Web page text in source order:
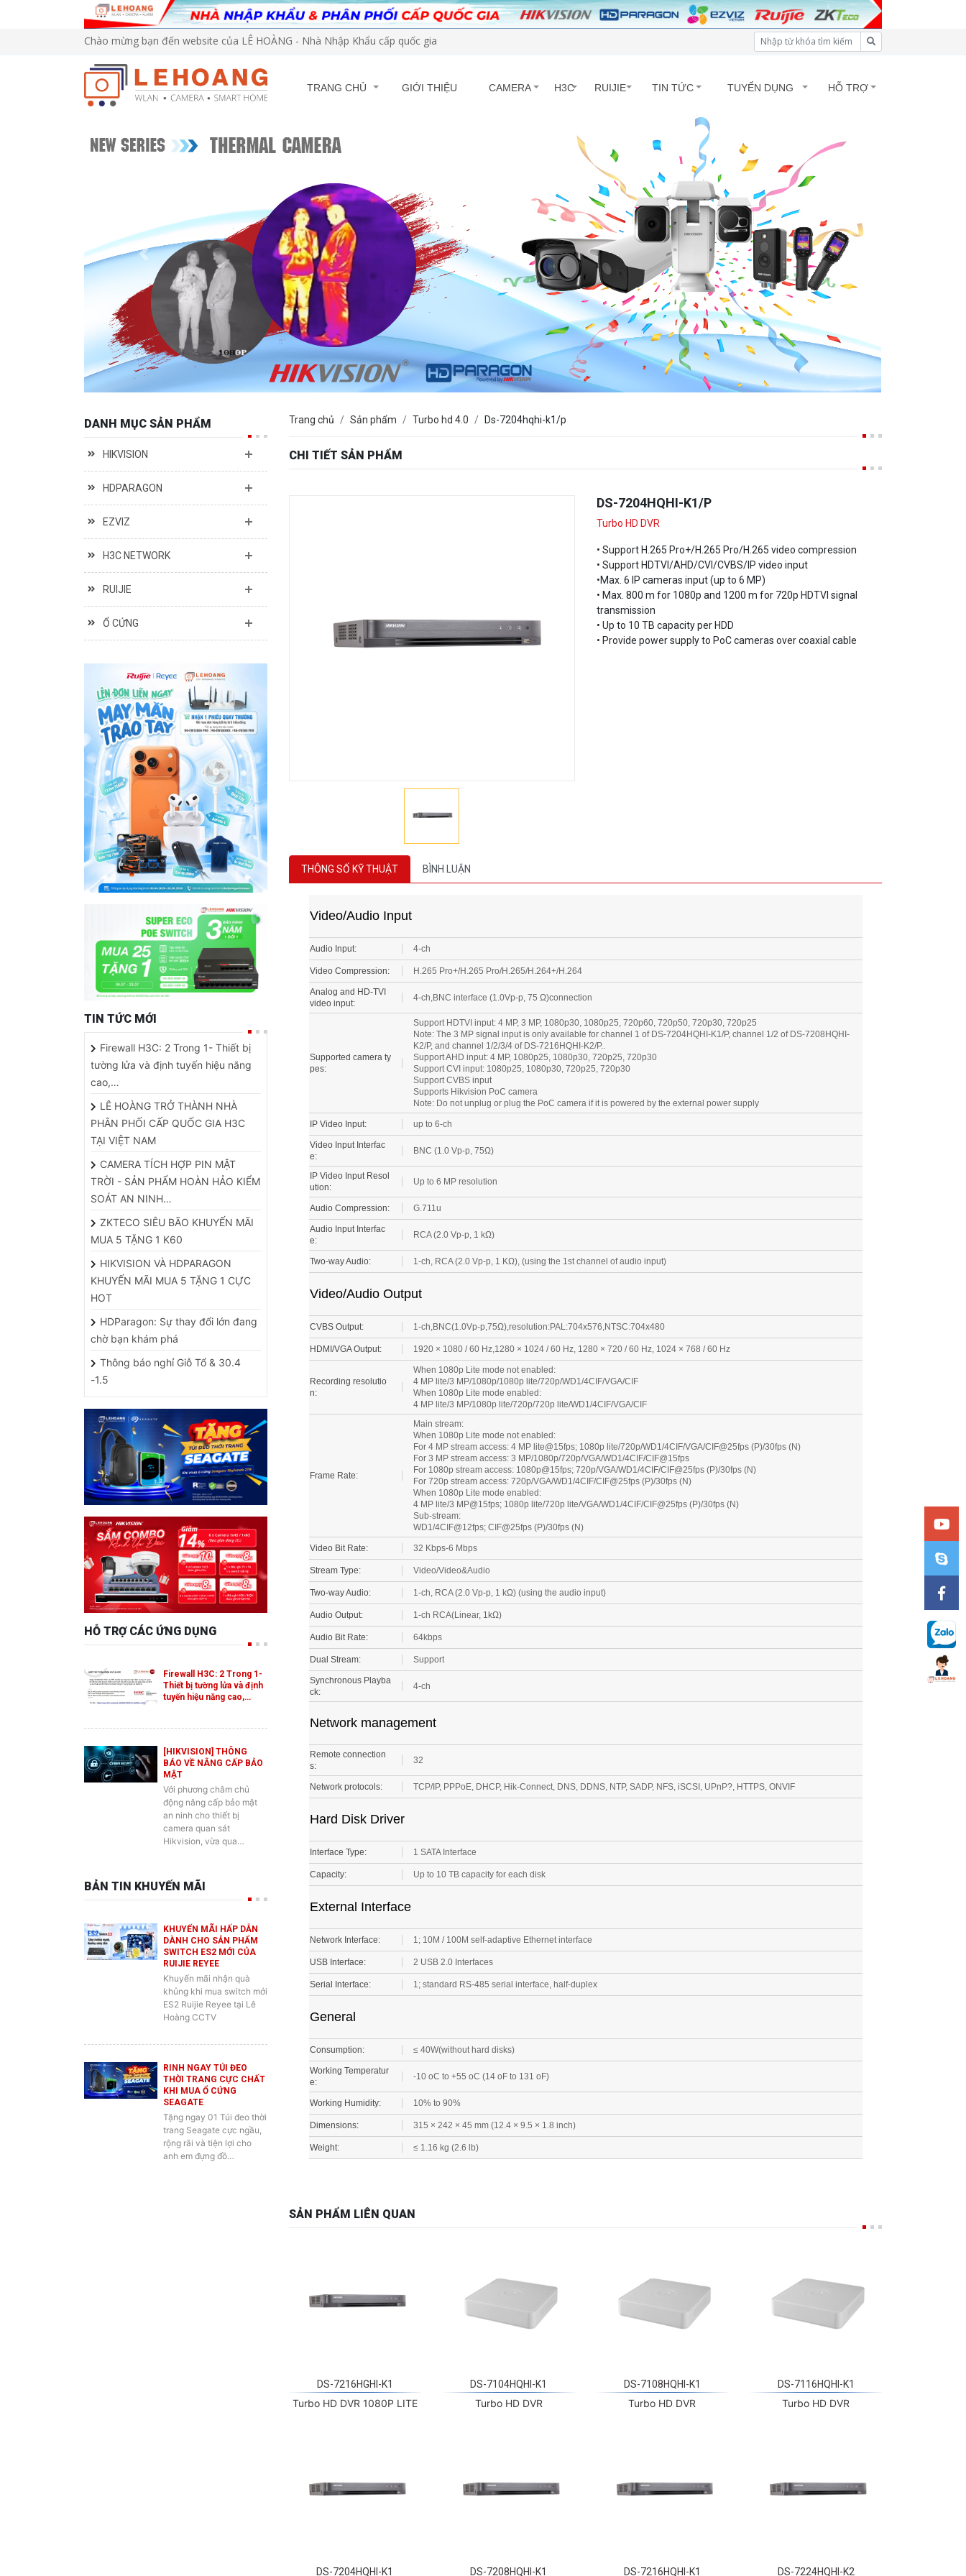
Chào mừng bạn đến website của LÊ HOÀNG - Nhà Nhập Khẩu cấp quốc gia
TRANG CHỦ GIỚI THIỆU CAMERA H3C RUIJIE TIN TỨC TUYỂN DỤNG HỖ TRỢ
Trang chủ Sản phẩm Turbo hd 4.0 Ds-7204hqhi-k1/p
Turbo HD DVR
• Support H.265 Pro+/H.265 Pro/H.265 video compression
•Max. 6 IP cameras input (up to 6 MP)
• Max. 800 m for 1080p and 1200 m for 720p HDTVI signal
transmission
• Up to 10 TB capacity per HDD
• Provide power supply to PoC cameras over coaxial cable
BÌNH LUẬN
Video Compression: H.265 Pro+/H.265 Pro/H.265/H.264+/H.264
Analog and HD-TVI
4-ch,BNC interface (1.0Vp-p, 75 Ω)connection
Support HDTVI input: 4 MP, 3 MP, 1080p30, 1080p25, 720p60, 720p50, 720p30, 720p25
K2/P, and channel 1/2/3/4 of DS-7216HQHI-K2/P..
Support AHD input: 4 MP, 1080p25, 1080p30, 720p25, 720p30
Support CVI input: 1080p25, 1080p30, 720p25, 720p30
Support CVBS input
Supports Hikvision PoC camera
Note: Do not unplug or plug the PoC camera if it is powered by the external power supply
up to 6-ch
Video Input Interfac
BNC (1.0 Vp-p, 75Ω)
IP Video Input Resol
Up to 6 MP resolution
Audio Compression: G.711u
Audio Input Interfac
RCA (2.0 Vp-p, 1 kΩ)
Two-way Audio: 1-ch, RCA (2.0 Vp-p, 1 KΩ), (using the 1st channel of audio input)
Video/Audio Output
HDMI/VGA Output: 1920 × 1080 / 60 Hz,1280 × 1024 / 60 Hz, 1280 × 720 / 60 Hz, 1024 × 768 / 60 Hz
When 1080p Lite mode not enabled:
When 1080p Lite mode enabled:
4 MP lite/3 MP/1080p lite/720p/720p lite/WD1/4CIF/VGA/CIF
Main stream:
When 1080p Lite mode not enabled:
For 4 MP stream access: 4 MP lite@15fps; 1080p lite/720p/WD1/4CIF/VGA/CIF@25fps (P)/30fps (N)
For 3 MP stream access: 3 MP/1080p/720p/VGA/WD1/4CIF/CIF@15fps
For 1080p stream access: 1080p@15fps; 720p/VGA/WD1/4CIF/CIF@25fps (P)/30fps (N)
For 720p stream access: 720p/VGA/WD1/4CIF/CIF@25fps (P)/30fps (N)
When 1080p Lite mode enabled:
4 MP lite/3 MP@15fps; 1080p lite/720p lite/VGA/WD1/4CIF/CIF@25fps (P)/30fps (N)
Sub-stream:
WD1/4CIF@12fps; CIF@25fps (P)/30fps (N)
32 Kbps-6 Mbps
Stream Type: Video/Video&Audio
Two-way Audio: 1-ch, RCA (2.0 Vp-p, 1 kΩ) (using the audio input)
Audio Output: 1-ch RCA(Linear, 1kΩ)
Audio Bit Rate: 64kbps
Dual Stream: Support
Synchronous Playba
4-ch
Network management
Remote connection
Network protocols: TCP/IP, PPPoE, DHCP, Hik-Connect, DNS, DDNS, NTP, SADP, NFS, iSCSI, UPnP?, HTTPS, ONVIF
Hard Disk Driver
Capacity: Up to 10 TB capacity for each disk
External Interface
USB Interface: 2 USB 2.0 Interfaces
Serial Interface: 1; standard RS-485 serial interface, half-duplex
General
Working Temperatur
-10 oC to +55 oC (14 oF to 131 oF)
Working Humidity: 10% to 90%
Dimensions: 315 × 242 × 45 mm (12.4 × 9.5 × 1.8 inch)
Weight: ≤ 1.16 kg (2.6 lb)
Turbo HD DVR 1080P LITE Turbo HD DVR Turbo HD DVR Turbo HD DVR
Turbo HD DVR Turbo HD DVR Turbo HD DVR Turbo HD DVR
HIKVISION
TIN TỨC MỚI
Firewall H3C: 2 Trong 1- Thiết bị
tường lửa và định tuyến hiệu năng
LÊ HOÀNG TRỞ THÀNH NHÀ
PHÂN PHỐI CẤP QUỐC GIA H3C
TẠI VIỆT NAM
CAMERA TÍCH HỢP PIN MẶT
TRỜI - SẢN PHẨM HOÀN HẢO KIỂM
SOÁT AN NINH…
ZKTECO SIÊU BÃO KHUYẾN MÃI
MUA 5 TẶNG 1 K60
HIKVISION VÀ HDPARAGON
KHUYẾN MÃI MUA 5 TẶNG 1 CỰC
HDParagon: Sự thay đổi lớn đang
Thông báo nghỉ Giỗ Tổ & 30.4
HỖ TRỢ CÁC ỨNG DỤNG
Firewall H3C: 2 Trong 1-
tuyến hiệu năng cao,…
[HIKVISION] THÔNG
MẬT
Với phương châm chủ
động nâng cấp bảo mật
an ninh cho thiết bị
camera quan sát
Hikvision, vừa qua…
KHUYẾN MÃI HẤP DẪN
SWITCH ES2 MỚI CỦA
RUIJIE REYEE
Khuyến mãi nhận quà
khủng khi mua switch mới
ES2 Ruijie Reyee tại Lê
Hoàng CCTV
RINH NGAY TÚI ĐEO
KHI MUA Ổ CỨNG
SEAGATE
Tặng ngay 01 Túi đeo thời
trang Seagate cực ngầu,
rộng rãi và tiện lợi cho
anh em đựng đồ…